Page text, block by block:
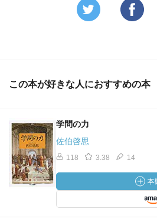
この本が好きな人におすすめの本
学問の力
佐伯啓思
118 3.38 14